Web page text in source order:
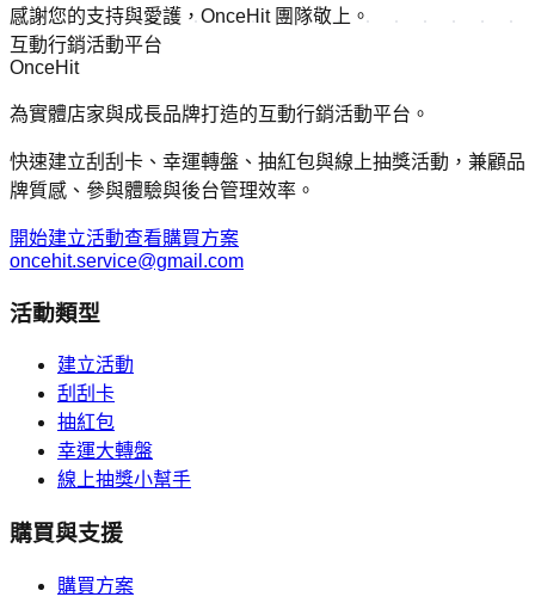
感謝您的支持與愛護，OnceHit 團隊敬上。
互動行銷活動平台
OnceHit
為實體店家與成長品牌打造的互動行銷活動平台。
快速建立刮刮卡、幸運轉盤、抽紅包與線上抽獎活動，兼顧品
牌質感、參與體驗與後台管理效率。
開始建立活動查看購買方案
oncehit.service@gmail.com
活動類型
建立活動
刮刮卡
抽紅包
幸運大轉盤
線上抽獎小幫手
購買與支援
購買方案